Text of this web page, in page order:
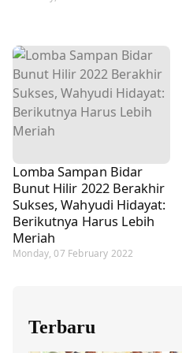
Lomba Sampan Bidar
Bunut Hilir 2022 Berakhir
Sukses, Wahyudi Hidayat:
Berikutnya Harus Lebih
Meriah
Monday, 07 February 2022
Terbaru